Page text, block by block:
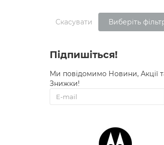
Скасувати Виберіть
Підпишіться!
Ми повідомимо Новини, Акції
Знижки!